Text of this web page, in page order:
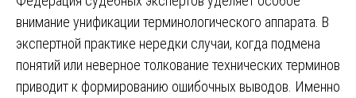
внимание унификации терминологического аппарата. В
экспертной практике нередки случаи, когда подмена
понятий или неверное толкование технических терминов
приводит к формированию ошибочных выводов. Именно